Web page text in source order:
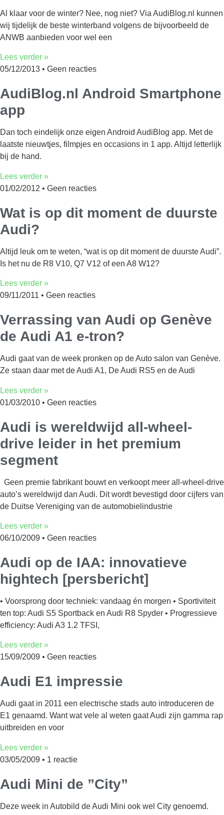
Al klaar voor de winter? Nee, nog niet? Via AudiBlog.nl kunnen
wij tijdelijk de beste winterband volgens de bijvoorbeeld de
ANWB aanbieden voor wel een
Lees verder »
05/12/2013
Geen reacties
AudiBlog.nl Android Smartphone
app
Dan toch eindelijk onze eigen Android AudiBlog app. Met de
laatste nieuwtjes, filmpjes en occasions in 1 app. Altijd letterlijk
bij de hand.
Lees verder »
01/02/2012
Geen reacties
Wat is op dit moment de duurste
Audi?
Altijd leuk om te weten, “wat is op dit moment de duurste Audi”.
Is het nu de R8 V10, Q7 V12 of een A8 W12?
Lees verder »
09/11/2011
Geen reacties
Verrassing van Audi op Genève
de Audi A1 e-tron?
Audi gaat van de week pronken op de Auto salon van Genève.
Ze staan daar met de Audi A1, De Audi RS5 en de Audi
Lees verder »
01/03/2010
Geen reacties
Audi is wereldwijd all-wheel-
drive leider in het premium
segment
Geen premie fabrikant bouwt en verkoopt meer all-wheel-drive
auto’s wereldwijd dan Audi. Dit wordt bevestigd door cijfers van
de Duitse Vereniging van de automobielindustrie
Lees verder »
06/10/2009
Geen reacties
Audi op de IAA: innovatieve
hightech [persbericht]
• Voorsprong door techniek: vandaag én morgen • Sportiviteit
ten top: Audi S5 Sportback en Audi R8 Spyder • Progressieve
efficiency: Audi A3 1.2 TFSI,
Lees verder »
15/09/2009
Geen reacties
Audi E1 impressie
Audi gaat in 2011 een electrische stads auto introduceren de
E1 genaamd. Want wat vele al weten gaat Audi zijn gamma rap
uitbreiden en voor
Lees verder »
03/05/2009
1 reactie
Audi Mini de ”City”
Deze week in Autobild de Audi Mini ook wel City genoemd.